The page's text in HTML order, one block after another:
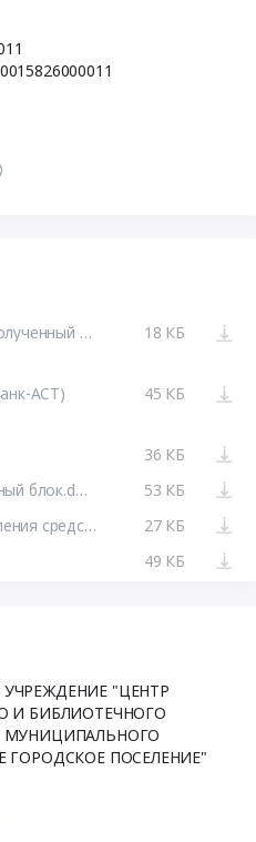
Электронный документ, полученный из внешней системы.pdf 18 КБ
АСТ) 45 КБ
36 КБ
Проект контракта системный блок.docx
53 КБ
РЕКВИЗИТЫ для перечисления средств обеспечения.doc
27 КБ
49 КБ
"ЦЕНТР
И БИБЛИОТЕЧНОГО
МУНИЦИПАЛЬНОГО
ГОРОДСКОЕ ПОСЕЛЕНИЕ"